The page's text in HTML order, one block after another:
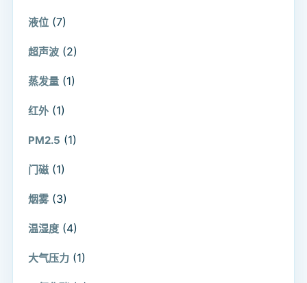
液位 (7)
超声波 (2)
蒸发量 (1)
红外 (1)
PM2.5 (1)
门磁 (1)
烟雾 (3)
温湿度 (4)
大气压力 (1)